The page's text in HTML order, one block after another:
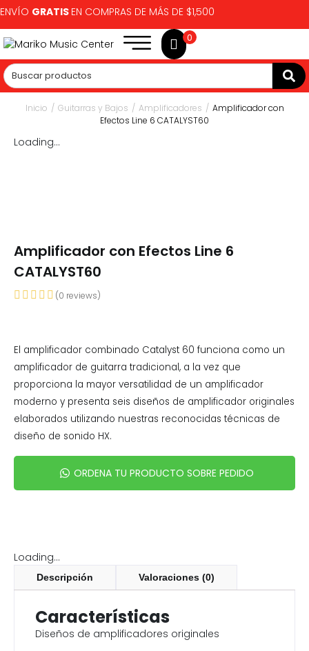
ENVÍO GRATIS EN COMPRAS DE MÁS DE $1,500
0
Inicio / Guitarras y Bajos / Amplificadores / Amplificador con
Efectos Line 6 CATALYST60
Loading...
Amplificador con Efectos Line 6
CATALYST60
(0 reviews)
El amplificador combinado Catalyst 60 funciona como un
amplificador de guitarra tradicional, a la vez que
proporciona la mayor versatilidad de un amplificador
moderno y presenta seis diseños de amplificador originales
elaborados utilizando nuestras reconocidas técnicas de
diseño de sonido HX.
ORDENA TU PRODUCTO SOBRE PEDIDO
Loading...
Descripción Valoraciones (0)
Características
Diseños de amplificadores originales